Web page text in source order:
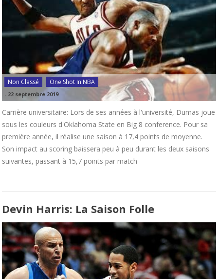
Non Classé One Shot In NBA
- 22 septembre 2019
Carrière universitaire: Lors de ses années à l'université, Dumas joue
sous les couleurs d'Oklahoma State en Big 8 conference. Pour sa
première année, il réalise une saison à 17,4 points de moyenne.
Son impact au scoring baissera peu à peu durant les deux saisons
suivantes, passant à 15,7 points par match
Devin Harris: La Saison Folle